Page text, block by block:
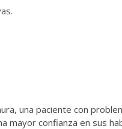
una paciente con
mayor confianza en sus